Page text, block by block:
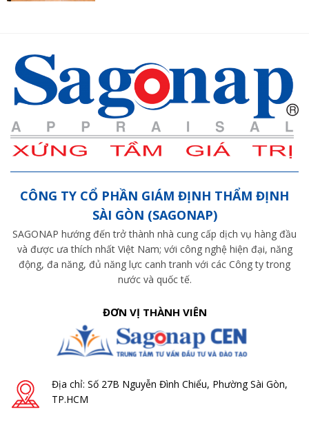
CÔNG TY CỔ PHẦN GIÁM ĐỊNH THẨM ĐỊNH
SÀI GÒN (SAGONAP)
SAGONAP hướng đến trở thành nhà cung cấp dịch vụ hàng đầu
và được ưa thích nhất Việt Nam; với công nghệ hiện đại, năng
động, đa năng, đủ năng lực canh tranh với các Công ty trong
nước và quốc tế.
ĐƠN VỊ THÀNH VIÊN
Địa chỉ: Số 27B Nguyễn Đình Chiểu, Phường Sài Gòn,
TP.HCM